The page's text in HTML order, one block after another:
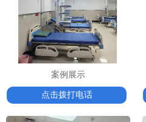
案例展示
点击拨打电话